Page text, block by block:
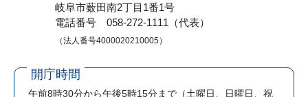
岐阜市薮田南2丁目1番1号
電話番号 058-272-1111（代表）
（法人番号4000020210005）
開庁時間
午前8時30分から午後5時15分まで （土曜日、日曜日、祝